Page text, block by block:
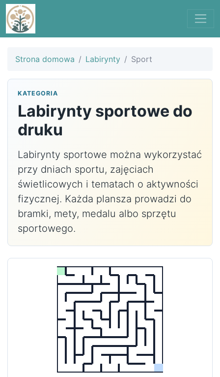
Strona domowa Labirynty Sport
KATEGORIA
Labirynty sportowe do
druku
Labirynty sportowe można wykorzystać
przy dniach sportu, zajęciach
świetlicowych i tematach o aktywności
fizycznej. Każda plansza prowadzi do
bramki, mety, medalu albo sprzętu
sportowego.